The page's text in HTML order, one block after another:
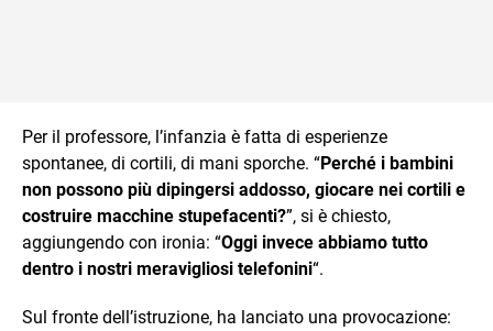
Per il professore, l’infanzia è fatta di esperienze
spontanee, di cortili, di mani sporche. “Perché i bambini
non possono più dipingersi addosso, giocare nei cortili e
costruire macchine stupefacenti?”, si è chiesto,
aggiungendo con ironia: “Oggi invece abbiamo tutto
dentro i nostri meravigliosi telefonini“.
Sul fronte dell’istruzione, ha lanciato una provocazione: